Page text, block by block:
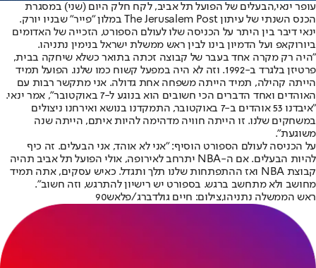
עופר ינאי,הבעלים של הפועל תל אביב, לקח חלק היום (שני) במסגרת
הכנס השנתי של עיתון The Jerusalem Post במלון "פייר" שבניו יורק.
ינאי דיבר בין היתר על הכניסה שלו לעולם הספורט, הזכייה של האדומים
ביורוקאפ ועל הדמיון בינו לבין ראש ממשלת ישראל בנימין נתניהו.
"היה רק מקרה אחד בעבר של קבוצה זכתה בתואר כשלא שיחקה בבית,
פרטיזן בלגרד ב-1992. וזה לא היה במפעל קשוח כמו שלנו. הפועל תמיד
הייתה קהילה, תמיד הייתה משפחה אחת גדולה. אני מתקשר רבות עם
האוהדים ואחד הדברים הכי חשובים הוא בנוגע ל-7 באוקטובר", אמר ינאי.
"איבדנו 53 אוהדים ב-7 באוקטובר, התמקדנו בנושא ואירחנו ניצולים
במשחקים שלנו. זו הייתה חוויה מדהימה להיות איתם, הייתה שנה
משוגעת".
על הכניסה לעולם הספורט הוסיף: "אני לא אוהד, אני הבעלים. זה כיף
להיות הבעלים. אם ה-NBA יתרחב לאירופה, אולי הפועל תל אביב תהיה
קבוצת NBA ואז ההתפתחות שלנו תלך ותגדל. כאיש עסקים, אתה תמיד
מחושב ולא מתחשב ברגש. בספורט יש רישיון להתרגש, וזה חשוב".
ראש הממשלה נתניהו,צילום: חיים גולדברג/פלאש90